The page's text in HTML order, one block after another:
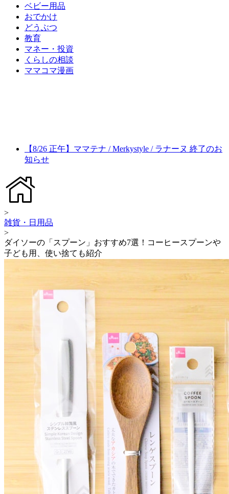
ベビー用品
おでかけ
どうぶつ
教育
マネー・投資
くらしの相談
ママコマ漫画
【8/26 正午】ママテナ / Merkystyle / ラナーヌ 終了のお
知らせ
>
雑貨・日用品
>
ダイソーの「スプーン」おすすめ7選！コーヒースプーンや
子ども用、使い捨ても紹介